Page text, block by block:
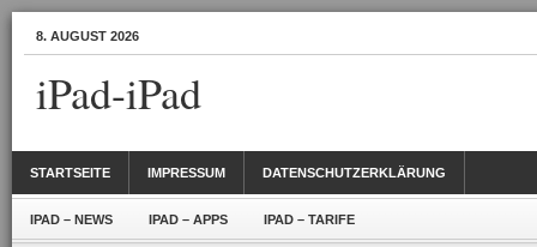
8. AUGUST 2026
iPad-iPad
STARTSEITE IMPRESSUM DATENSCHUTZERKLÄRUNG
IPAD – NEWS IPAD – APPS IPAD – TARIFE